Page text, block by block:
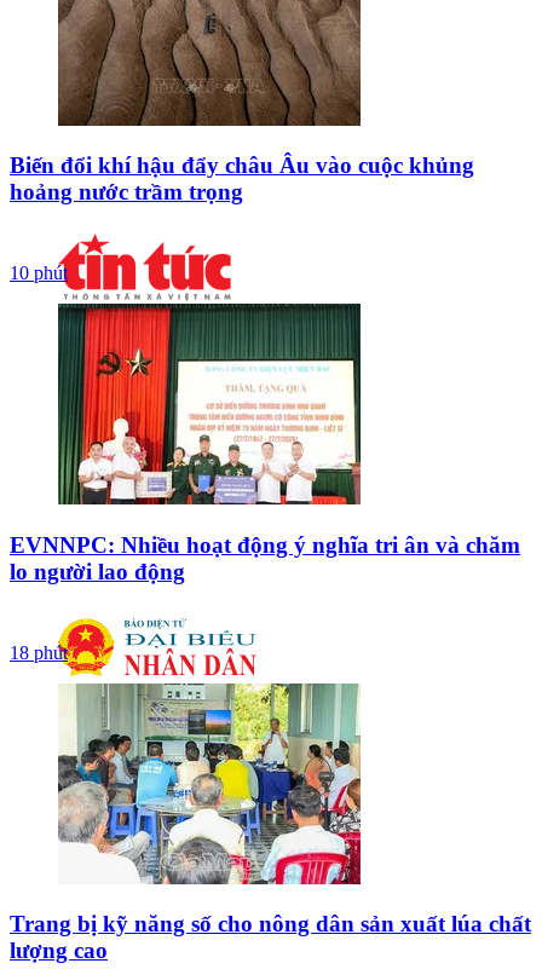
Biến đổi khí hậu đẩy châu Âu vào cuộc khủng
hoảng nước trầm trọng
10 phút
EVNNPC: Nhiều hoạt động ý nghĩa tri ân và chăm
lo người lao động
18 phút
Trang bị kỹ năng số cho nông dân sản xuất lúa chất
lượng cao